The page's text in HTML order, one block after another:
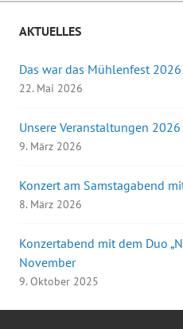
AKTUELLES
Das war das Mühlenfest
22. Mai 2026
Unsere Veranstaltungen 2026
9. März 2026
Konzert am Samstagabend
8. März 2026
Konzertabend mit dem Duo
November
9. Oktober 2025